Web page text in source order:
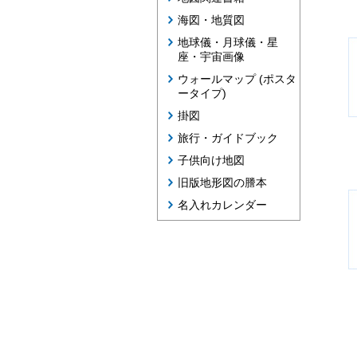
海図・地質図
地球儀・月球儀・星
座・宇宙画像
ウォールマップ (ポスタ
ータイプ)
掛図
旅行・ガイドブック
子供向け地図
旧版地形図の謄本
名入れカレンダー